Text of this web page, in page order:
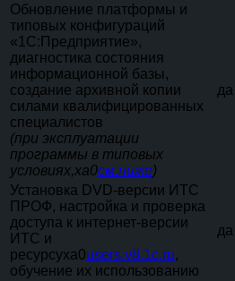
Обновление платформы и
типовых конфигураций
«1С:Предприятие»,
диагностика состояния
информационной базы,
создание архивной копии
силами квалифицированных
специалистов
(при эксплуатации
программы в типовых
условиях,xa0см.ниже)
да
Установка DVD-версии ИТС
ПРОФ, настройка и проверка
доступа к интернет-версии
ИТС и
ресурсуxa0users.v8.1c.ru,
обучение их использованию
да